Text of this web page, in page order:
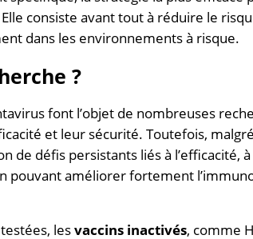
consiste avant tout à réduire le
dans les environnements à risque.
?
font l’objet de nombreuses
et leur sécurité. Toutefois, malgré
de défis persistants liés à l’efficacité,
pouvant améliorer fortement
lesvaccins inactivés, comme